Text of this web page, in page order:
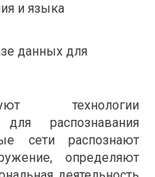
и языка
данных для
технологии
для распознавания
сети распознают
определяют